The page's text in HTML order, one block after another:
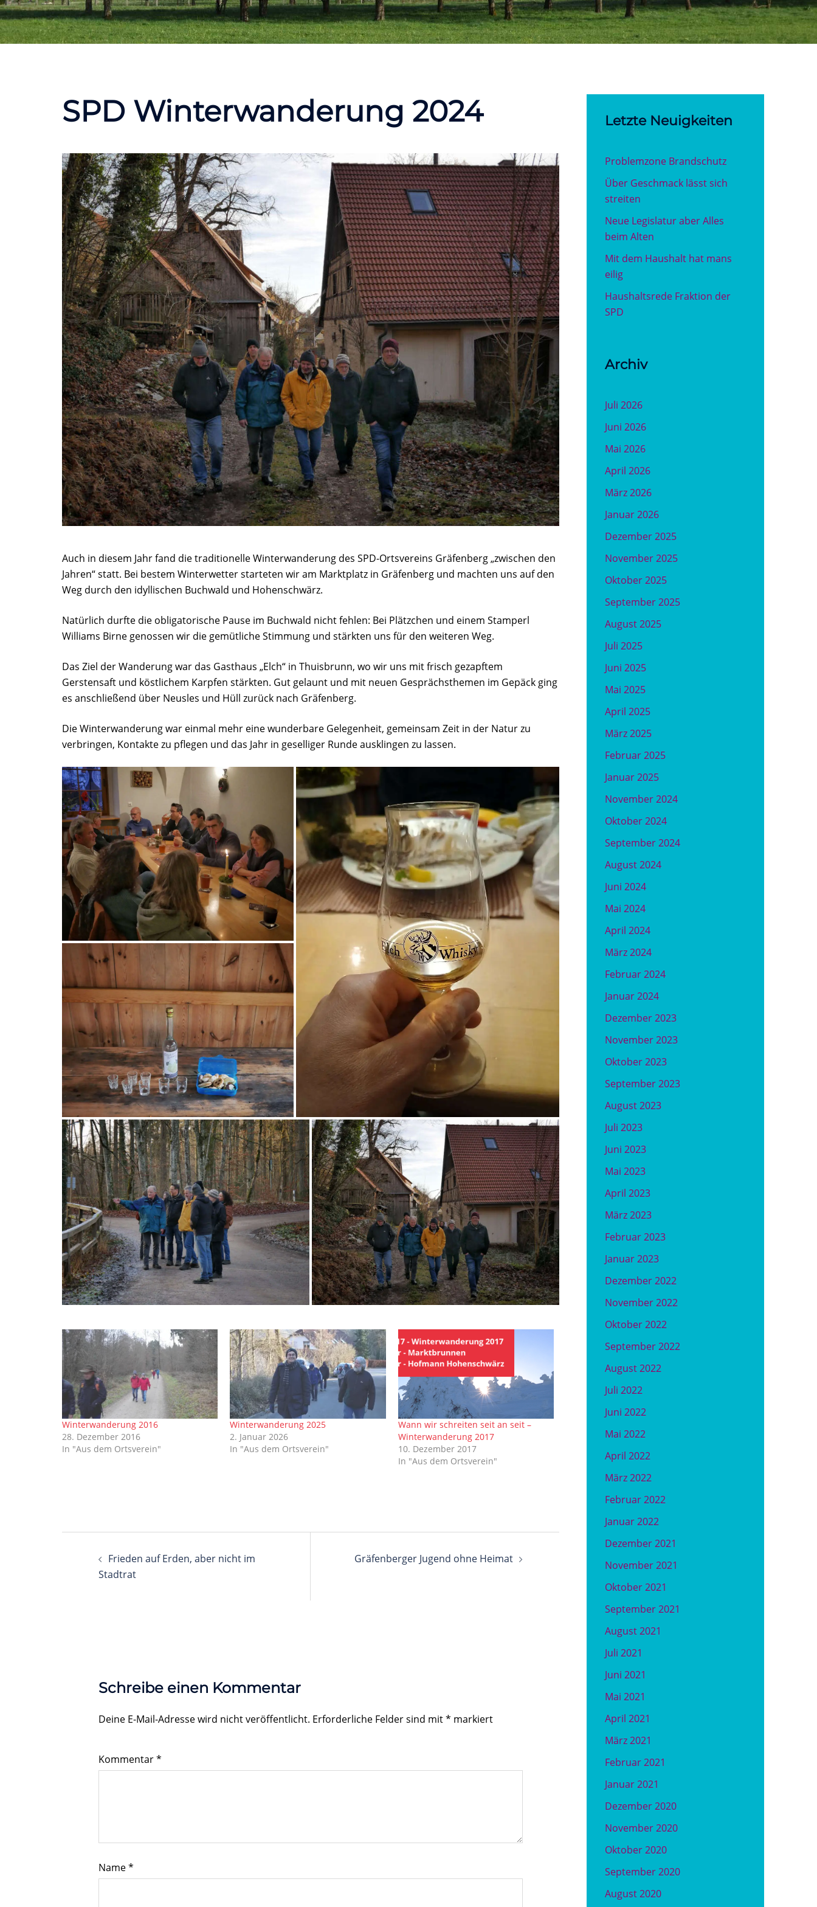
SPD Winterwanderung 2024
Auch in diesem Jahr fand die traditionelle Winterwanderung des SPD-Ortsvereins Gräfenberg „zwischen den
Jahren“ statt. Bei bestem Winterwetter starteten wir am Marktplatz in Gräfenberg und machten uns auf den
Weg durch den idyllischen Buchwald und Hohenschwärz.
Natürlich durfte die obligatorische Pause im Buchwald nicht fehlen: Bei Plätzchen und einem Stamperl
Williams Birne genossen wir die gemütliche Stimmung und stärkten uns für den weiteren Weg.
Das Ziel der Wanderung war das Gasthaus „Elch“ in Thuisbrunn, wo wir uns mit frisch gezapftem
Gerstensaft und köstlichem Karpfen stärkten. Gut gelaunt und mit neuen Gesprächsthemen im Gepäck ging
es anschließend über Neusles und Hüll zurück nach Gräfenberg.
Die Winterwanderung war einmal mehr eine wunderbare Gelegenheit, gemeinsam Zeit in der Natur zu
verbringen, Kontakte zu pflegen und das Jahr in geselliger Runde ausklingen zu lassen.
Winterwanderung 2016
28. Dezember 2016
In "Aus dem Ortsverein"
Winterwanderung 2025
2. Januar 2026
In "Aus dem Ortsverein"
Wann wir schreiten seit an seit –
Winterwanderung 2017
10. Dezember 2017
In "Aus dem Ortsverein"
Frieden auf Erden, aber nicht im
Stadtrat
Gräfenberger Jugend ohne Heimat
Schreibe einen Kommentar
Deine E-Mail-Adresse wird nicht veröffentlicht. Erforderliche Felder sind mit* markiert
Kommentar*
Name*
Letzte Neuigkeiten
Problemzone Brandschutz
Über Geschmack lässt sich
streiten
Neue Legislatur aber Alles
beim Alten
Mit dem Haushalt hat mans
eilig
Haushaltsrede Fraktion der
SPD
Archiv
Juli 2026
Juni 2026
Mai 2026
April 2026
März 2026
Januar 2026
Dezember 2025
November 2025
Oktober 2025
September 2025
August 2025
Juli 2025
Juni 2025
Mai 2025
April 2025
März 2025
Februar 2025
Januar 2025
November 2024
Oktober 2024
September 2024
August 2024
Juni 2024
Mai 2024
April 2024
März 2024
Februar 2024
Januar 2024
Dezember 2023
November 2023
Oktober 2023
September 2023
August 2023
Juli 2023
Juni 2023
Mai 2023
April 2023
März 2023
Februar 2023
Januar 2023
Dezember 2022
November 2022
Oktober 2022
September 2022
August 2022
Juli 2022
Juni 2022
Mai 2022
April 2022
März 2022
Februar 2022
Januar 2022
Dezember 2021
November 2021
Oktober 2021
September 2021
August 2021
Juli 2021
Juni 2021
Mai 2021
April 2021
März 2021
Februar 2021
Januar 2021
Dezember 2020
November 2020
Oktober 2020
September 2020
August 2020